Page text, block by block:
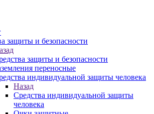
защиты и безопасности
защиты и безопасности
переносные
индивидуальной защиты человека
Назад
Средства индивидуальной защиты
человека